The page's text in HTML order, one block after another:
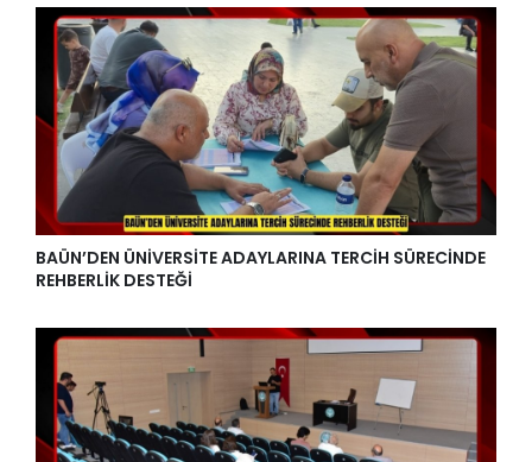
BAÜN’DEN ÜNİVERSİTE ADAYLARINA TERCİH SÜRECİNDE
REHBERLİK DESTEĞİ